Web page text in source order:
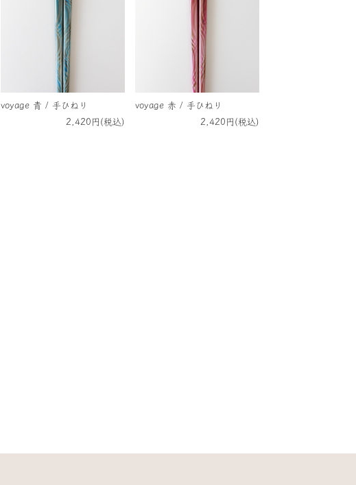
voyage 青 / 手ひねり
2,420円(税込)
voyage 赤 / 手ひねり
2,420円(税込)